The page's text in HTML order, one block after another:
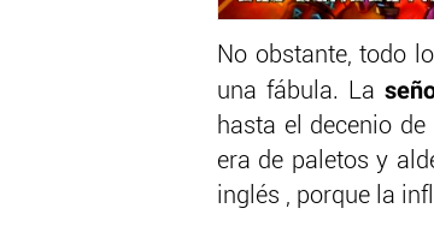
No obstante, todo
una fábula. La
hasta el decenio
era de paletos y
inglés , porque la